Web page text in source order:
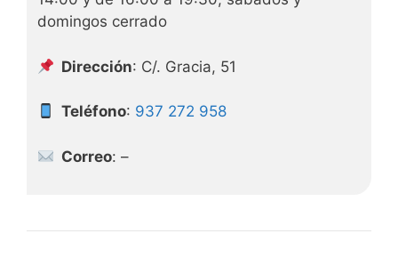
domingos cerrado
Dirección: C/. Gracia, 51
Teléfono: 937 272 958
Correo: –